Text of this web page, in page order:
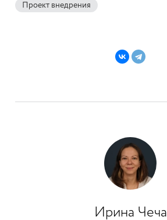
Проект внедрения
Ирина Чеча